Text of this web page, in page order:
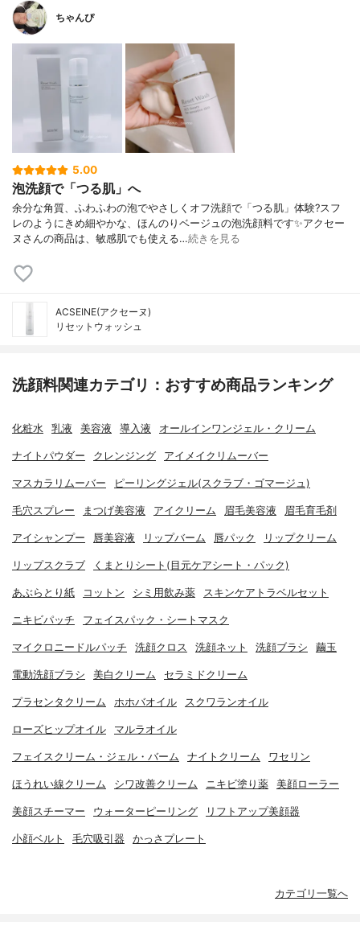
ちゃんぴ
5.00
泡洗顔で「つる肌」へ
余分な角質、ふわふわの泡でやさしくオフ洗顔で「つる肌」体験?スフ
レのようにきめ細やかな、ほんのりベージュの泡洗顔料です✨アクセー
ヌさんの商品は、敏感肌でも使える…続きを見る
ACSEINE(アクセーヌ)
リセットウォッシュ
洗顔料関連カテゴリ：おすすめ商品ランキング
化粧水 乳液 美容液 導入液 オールインワンジェル・クリーム
ナイトパウダー クレンジング アイメイクリムーバー
マスカラリムーバー ピーリングジェル(スクラブ・ゴマージュ)
毛穴スプレー まつげ美容液 アイクリーム 眉毛美容液 眉毛育毛剤
アイシャンプー 唇美容液 リップバーム 唇パック リップクリーム
リップスクラブ くまとりシート(目元ケアシート・パック)
あぶらとり紙 コットン シミ用飲み薬 スキンケアトラベルセット
ニキビパッチ フェイスパック・シートマスク
マイクロニードルパッチ 洗顔クロス 洗顔ネット 洗顔ブラシ 繭玉
電動洗顔ブラシ 美白クリーム セラミドクリーム
プラセンタクリーム ホホバオイル スクワランオイル
ローズヒップオイル マルラオイル
フェイスクリーム・ジェル・バーム ナイトクリーム ワセリン
ほうれい線クリーム シワ改善クリーム ニキビ塗り薬 美顔ローラー
美顔スチーマー ウォーターピーリング リフトアップ美顔器
小顔ベルト 毛穴吸引器 かっさプレート
カテゴリ一覧へ